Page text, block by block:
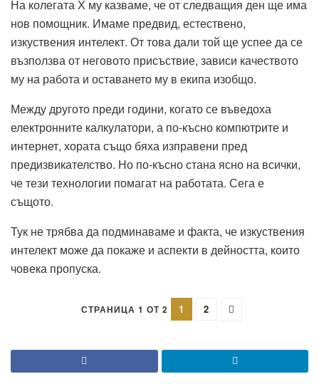
На колегата Х му казваме, че от следващия ден ще има
нов помощник. Имаме предвид, естествено,
изкуствения интелект. От това дали той ще успее да се
възползва от неговото присъствие, зависи качеството
му на работа и оставането му в екипа изобщо.
Между другото преди години, когато се въведоха
електронните калкулатори, а по-късно компютрите и
интернет, хората също бяха изправени пред
предизвикателство. Но по-късно стана ясно на всички,
че тези технологии помагат на работата. Сега е
същото.
Тук не трябва да подминаваме и факта, че изкуствения
интелект може да покаже и аспекти в дейността, които
човека пропуска.
СТРАНИЦА 1 ОТ 2 1 2